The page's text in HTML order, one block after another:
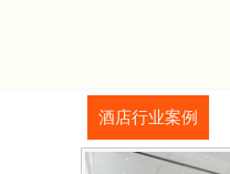
酒店行业案例